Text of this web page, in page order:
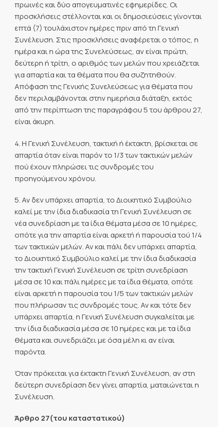
πρωινές και δύο απογευματινές εφημερίδες. Οι
προσκλήσεις στέλλονται και οι δημοσιεύσεις γίνονται
επτά (7) τουλάχιστον ημέρες πριν από τη Γενική
Συνέλευση. Στις προσκλήσεις αναφέρεται ο τόπος, η
ημέρα και η ώρα της Συνελεύσεως, αν είναι πρώτη,
δεύτερη ή τρίτη, ο αριθμός των μελών που χρειάζεται
για απαρτία και τα θέματα που θα συζητηθούν.
Απόφαση της Γενικής Συνελεύσεως για θέματα που
δεν περιλαμβάνονται στην ημερήσια διάταξη, εκτός
από την περίπτωση της παραγράφου 5 του άρθρου 27,
είναι άκυρη.
4. Η Γενική Συνέλευση, τακτική ή έκτακτη, βρίσκεται σε
απαρτία όταν είναι παρόν το 1/3 των τακτικών μελών
πού έχουν πληρώσει τις συνδρομές του
προηγούμενου χρόνου.
5. Αν δεν υπάρχει απαρτία, το Διοικητικό Συμβούλιο
καλεί με την ίδια διαδικασία τη Γενική Συνέλευση σε
νέα συνεδρίαση με τα ίδια θέματα μέσα σε 10 ημέρες,
οπότε για την απαρτία είναι αρκετή ή παρουσία τού 1/4
των τακτικών μελών. Αν και πάλι δεν υπάρχει απαρτία,
το Διοικητικό Συμβούλιο καλεί με την ίδια διαδικασία
την τακτική Γενική Συνέλευση σε τρίτη συνεδρίαση
μέσα σε 10 και πάλι ημέρες με τα ίδια θέματα, οπότε
είναι αρκετή η παρουσία του 1/5 των τακτικών μελών
που πλήρωσαν τις συνδρομές τους. Αν και τότε δεν
υπάρχει απαρτία, η Γενική Συνέλευση συγκαλείται με
την ίδια διαδικασία μέσα σε 10 ημέρες και με τα ίδια
θέματα και συνεδριάζει με όσα μέλη κι αν είναι
παρόντα.
Όταν πρόκειται για έκτακτη Γενική Συνέλευση, αν στη
δεύτερη συνεδρίαση δεν γίνει απαρτία, ματαιώνεται η
Συνέλευση.
Άρθρο 27(του καταστατικού)